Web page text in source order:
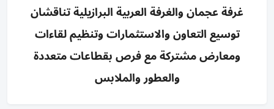
غرفة عجمان والغرفة العربية البرازيلية تناقشان
توسيع التعاون والاستثمارات وتنظيم لقاءات
ومعارض مشتركة مع فرص بقطاعات متعددة
والعطور والملابس